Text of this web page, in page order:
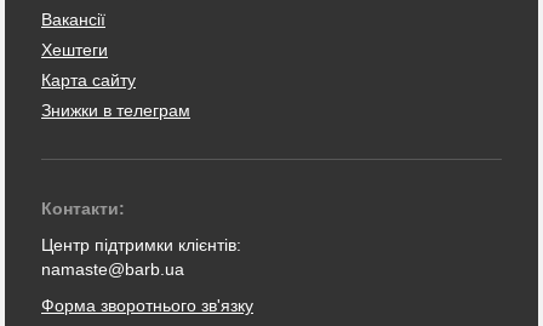
Вакансії
Хештеги
Карта сайту
Знижки в телеграм
Контакти:
Центр підтримки клієнтів:
namaste@barb.ua
Форма зворотнього зв'язку